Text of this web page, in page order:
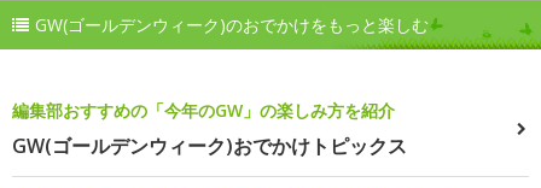
GW(ゴールデンウィーク)のおでかけをもっと楽しむ
編集部おすすめの「今年のGW」の楽しみ方を紹介
GW(ゴールデンウィーク)おでかけトピックス